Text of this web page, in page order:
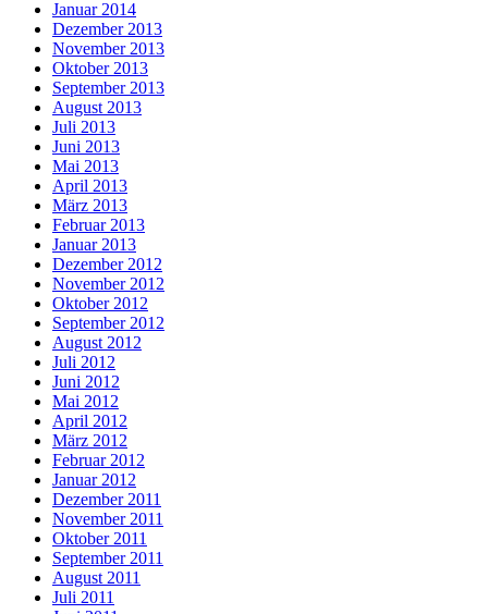
Januar 2014
Dezember 2013
November 2013
Oktober 2013
September 2013
August 2013
Juli 2013
Juni 2013
Mai 2013
April 2013
März 2013
Februar 2013
Januar 2013
Dezember 2012
November 2012
Oktober 2012
September 2012
August 2012
Juli 2012
Juni 2012
Mai 2012
April 2012
März 2012
Februar 2012
Januar 2012
Dezember 2011
November 2011
Oktober 2011
September 2011
August 2011
Juli 2011